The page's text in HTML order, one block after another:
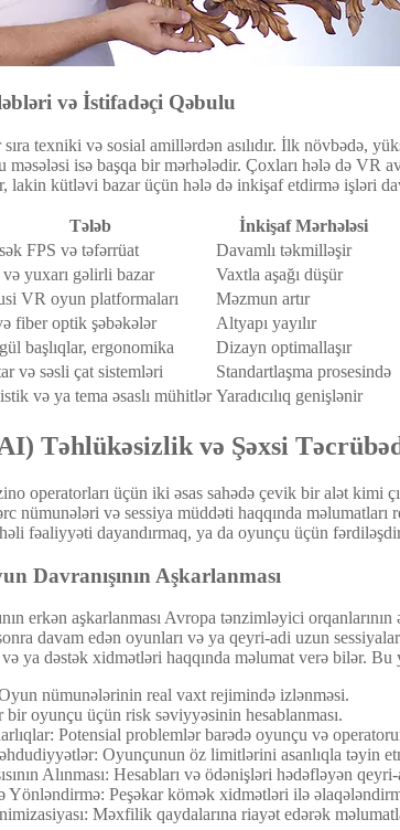
və İstifadəçi Qəbulu
texniki və sosial amillərdən asılıdır. İlk növbədə,
isə başqa bir mərhələdir. Çoxları hələ də VR
lakin kütləvi bazar üçün hələ də inkişaf etdirmə işləri
Tələb
İnkişaf Mərhələsi
FPS və təfərrüat
Davamlı təkmilləşir
yuxarı gəlirli bazar
Vaxtla aşağı düşür
VR oyun platformaları
Məzmun artır
fiber optik şəbəkələr
Altyapı yayılır
başlıqlar, ergonomika
Dizayn optimallaşır
və səsli çat sistemləri
Standartlaşma prosesində
və ya tema əsaslı mühitlər Yaradıcılıq genişlənir
Təhlükəsizlik və Şəxsi
operatorları üçün iki əsas sahədə çevik bir alət kimi
nümunələri və sessiya müddəti haqqında
fəaliyyəti dayandırmaq, ya da oyunçu üçün
Davranışının Aşkarlanması
erkən aşkarlanması Avropa tənzimləyici
davam edən oyunları və ya qeyri-adi uzun
ya dəstək xidmətləri haqqında məlumat verə bilər.
nümunələrinin real vaxt rejimində izlənməsi.
oyunçu üçün risk səviyyəsinin hesablanması.
Potensial problemlər barədə oyunçu və
Oyunçunun öz limitlərini asanlıqla təyin
Alınması: Hesabları və ödənişləri hədəfləyən
Yönləndirmə: Peşəkar kömək xidmətləri ilə
Məxfilik qaydalarına riayət edərək